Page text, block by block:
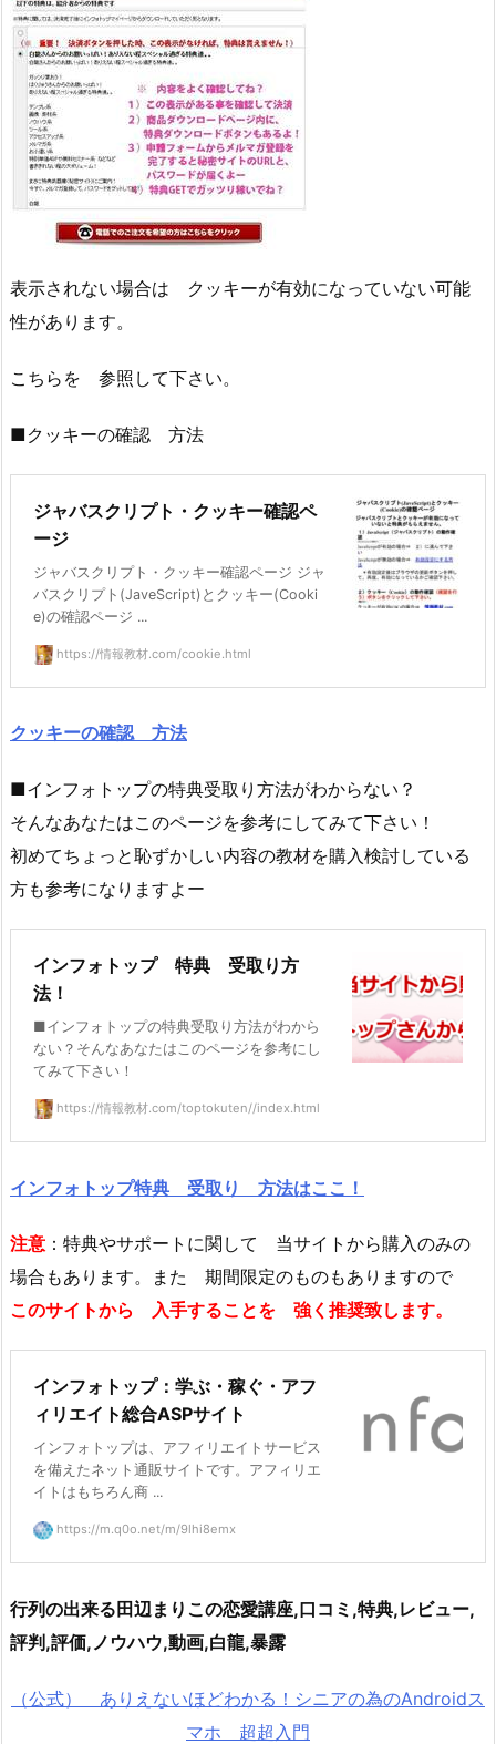
表示されない場合は クッキーが有効になっていない可能
性があります。
こちらを 参照して下さい。
■クッキーの確認 方法
ジャバスクリプト・クッキー確認ペ
ージ
ジャバスクリプト・クッキー確認ページ ジャ
バスクリプト(JaveScript)とクッキー(Cooki
e)の確認ページ ...
https://情報教材.com/cookie.html
クッキーの確認 方法
■インフォトップの特典受取り方法がわからない？
そんなあなたはこのページを参考にしてみて下さい！
初めてちょっと恥ずかしい内容の教材を購入検討している
方も参考になりますよー
インフォトップ 特典 受取り方
法！
■インフォトップの特典受取り方法がわから
ない？そんなあなたはこのページを参考にし
てみて下さい！
https://情報教材.com/toptokuten//index.html
インフォトップ特典 受取り 方法はここ！
注意 ：特典やサポートに関して 当サイトから購入のみの
場合もあります。また 期間限定のものもありますので
このサイトから 入手することを 強く推奨致します。
インフォトップ：学ぶ・稼ぐ・アフ
ィリエイト総合ASPサイト
インフォトップは、アフィリエイトサービス
を備えたネット通販サイトです。アフィリエ
イトはもちろん商 ...
https://m.q0o.net/m/9lhi8emx
行列の出来る田辺まりこの恋愛講座,口コミ,特典,レビュー,
評判,評価,ノウハウ,動画,白龍,暴露
（公式） ありえないほどわかる！シニアの為のAndroidス
マホ 超超入門